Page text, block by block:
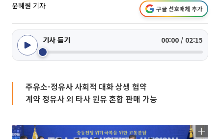
윤혜원 기자 구글 선호매체 추가
기사 듣기 00:00 / 02:15
주유소-정유사 사회적 대화 상생 협약
계약 정유사 외 타사 원유 혼합 판매 가능